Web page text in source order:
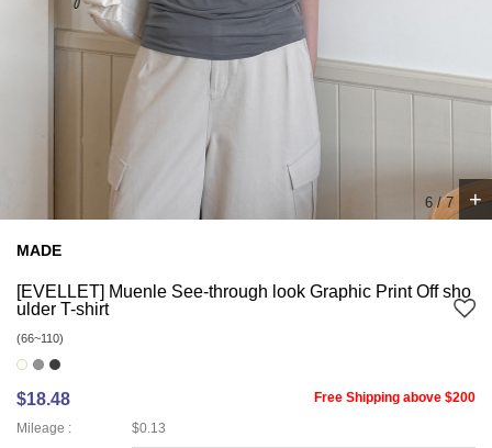
7/7 +
MADE
[EVELLET] Muenle See-through look Graphic Print Off sho
ulder T-shirt
(66~110)
$18.48
Free Shipping above $200
Mileage :
$0.13